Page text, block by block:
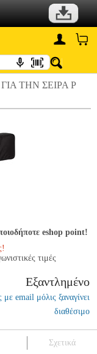
ΤΗΝ ΣΕΙΡΑ P
eshop point!
τιμές
Εξαντλημένο
email μόλις ξαναγίνει
διαθέσιμο
Σχετικά